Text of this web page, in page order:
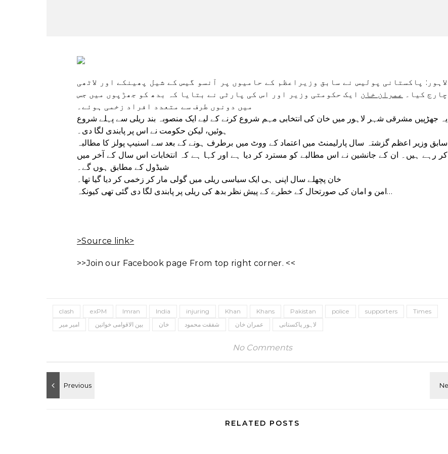
لاہور: پاکستانی پولیس نے سابق وزیراعظم کے حامیوں پر آنسو گیس کے شیل پھینکے اور لاٹھی
چارج کیا۔ عمران خان ایک حکومتی وزیر اور اس کی پارٹی نے بتایا کہ بدھ کو جھڑپوں میں جس
میں دونوں طرف سے متعدد افراد زخمی ہوئے۔
یہ جھڑپیں مشرقی شہر لاہور میں خان کی انتخابی مہم شروع کرنے کے لیے ایک منصوبہ بند ریلی سے پہلے شروع
ہوئیں، لیکن حکومت نے اس پر پابندی لگا دی۔
سابق وزیر اعظم گزشتہ سال پارلیمنٹ میں اعتماد کے ووٹ میں برطرف ہونے کے بعد سے اسنیپ پولز کا مطالبہ
کر رہے ہیں۔ ان کے جانشین نے اس مطالبے کو مسترد کر دیا ہے اور کہا ہے کہ انتخابات اس سال کے آخر میں
شیڈول کے مطابق ہوں گے۔
خان پچھلے سال اپنی ہی ایک سیاسی ریلی میں گولی مار کر زخمی کر دیا گیا تھا۔
امن و امان کی صورتحال کے خطرے کے پیش نظر بدھ کی ریلی پر پابندی لگا دی گئی تھی کیونکہ…
>Source link>
>>Join our Facebook page From top right corner. <<
clash exPM Imran India injuring Khan Khans Pakistan police supporters
Times
امیر میر
بین الاقوامی خواتین خان شفقت محمود عمران خان لاہور پاکستانی
No Comments
RELATED POSTS